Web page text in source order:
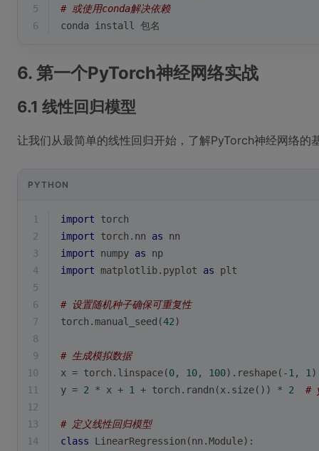
5
# 或使用conda解决依赖
6
conda install 包名
6. 第一个PyTorch神经网络实战
6.1 线性回归模型
让我们从最简单的线性回归开始，了解PyTorch神经网络的
PYTHON
1 import torch
2
import torch.nn as nn
3
import numpy as np
4
import matplotlib.pyplot as plt
5
6
# 设置随机种子确保可重复性
7
torch.manual_seed(42)
8
9
# 生成模拟数据
10
x = torch.linspace(0, 10, 100).reshape(-1 , 1 )
11
y = 2 * x + 1 + torch.randn(x.size()) * 2
#
12
13
# 定义线性回归模型
14
class LinearRegression (nn.Module):